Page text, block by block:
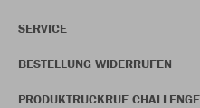
SERVICE
BESTELLUNG WIDERRUFEN
PRODUKTRÜCKRUF CHALLENGE